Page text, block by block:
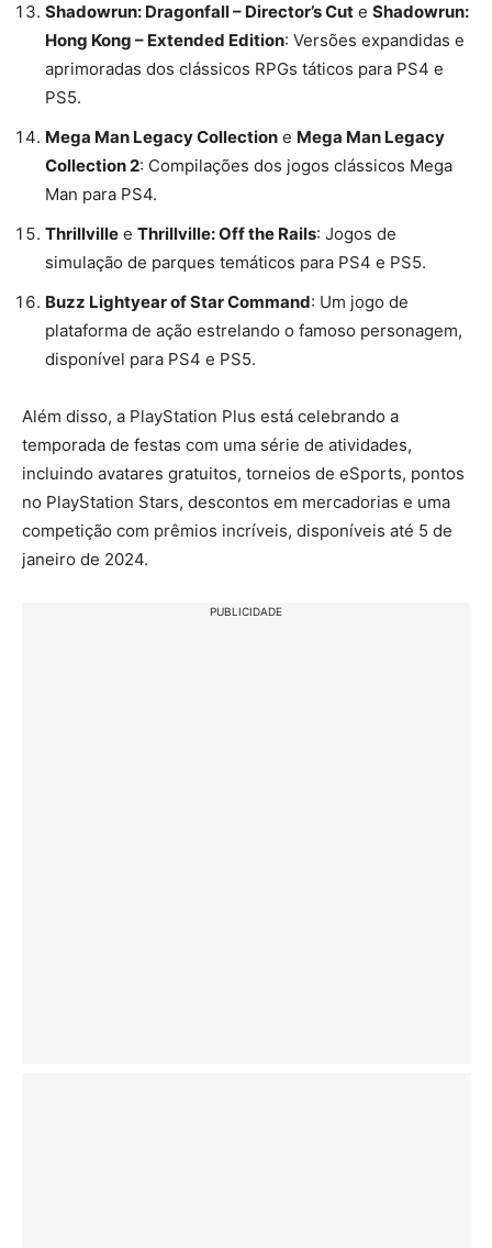
Shadowrun: Dragonfall – Director’s Cut e Shadowrun:
Hong Kong – Extended Edition: Versões expandidas e
aprimoradas dos clássicos RPGs táticos para PS4 e
PS5​​.
Mega Man Legacy Collection e Mega Man Legacy
Collection 2: Compilações dos jogos clássicos Mega
Man para PS4​​.
Thrillville e Thrillville: Off the Rails: Jogos de
simulação de parques temáticos para PS4 e PS5​​.
Buzz Lightyear of Star Command: Um jogo de
plataforma de ação estrelando o famoso personagem,
disponível para PS4 e PS5​​.
Além disso, a PlayStation Plus está celebrando a
temporada de festas com uma série de atividades,
incluindo avatares gratuitos, torneios de eSports, pontos
no PlayStation Stars, descontos em mercadorias e uma
competição com prêmios incríveis, disponíveis até 5 de
janeiro de 2024​​.
PUBLICIDADE